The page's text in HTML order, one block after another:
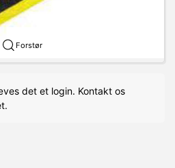
Forstør
det et login. Kontakt os